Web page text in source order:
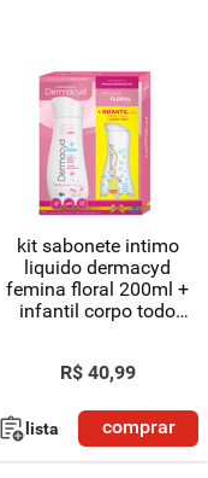
kit sabonete intimo
liquido dermacyd
femina floral 200ml +
infantil corpo todo
R$ 40,99
lista comprar